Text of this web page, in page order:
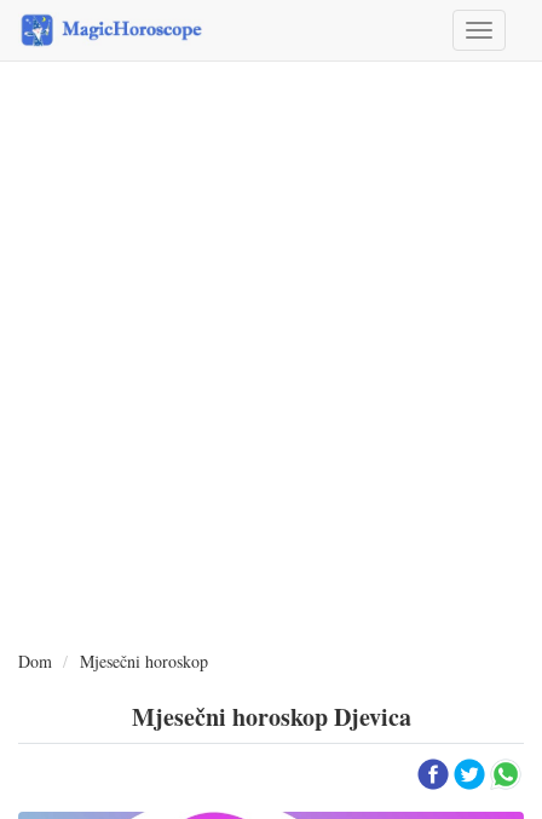
&
Dom Mjesečni horoskop
Mjesečni horoskop Djevica